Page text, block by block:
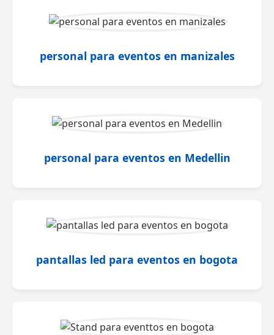
personal para eventos en manizales
personal para eventos en Medellin
pantallas led para eventos en bogota